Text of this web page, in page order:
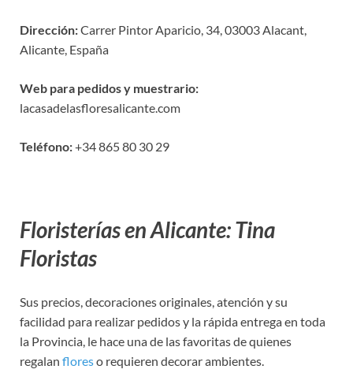
Dirección:Carrer Pintor Aparicio, 34, 03003 Alacant,
Alicante, España
Web para pedidos y muestrario:
lacasadelasfloresalicante.com
Teléfono:+34 865 80 30 29
Floristerías en Alicante: Tina
Floristas
Sus precios, decoraciones originales, atención y su
facilidad para realizar pedidos y la rápida entrega en toda
la Provincia, le hace una de las favoritas de quienes
regalan floreso requieren decorar ambientes.